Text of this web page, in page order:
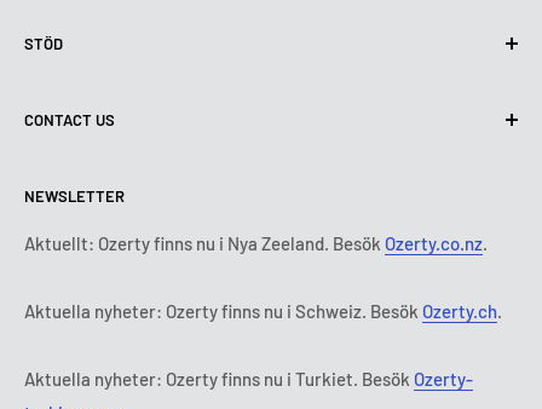
Användning av cookies (GDPR)
Leveransvillkor
Betalningsvillkor
Abonnemangets villkor och bestämmelser
STÖD
Kontakta oss
Rättsligt meddelande
FAQ
Ozerty håller dig säker
CONTACT US
Tisdag:9:00 - 18:00
Onsdag:
9:00 - 18:00
Fredag:
9:00 - 18:00
Tl: 010 884 87 30
E-post:
NEWSLETTER
Aktuellt: Ozerty finns nu i Nya Zeeland. Besök Ozerty.co.nz.
Aktuella nyheter: Ozerty finns nu i Schweiz. Besök Ozerty.ch.
Aktuella nyheter: Ozerty finns nu i Turkiet. Besök Ozerty-